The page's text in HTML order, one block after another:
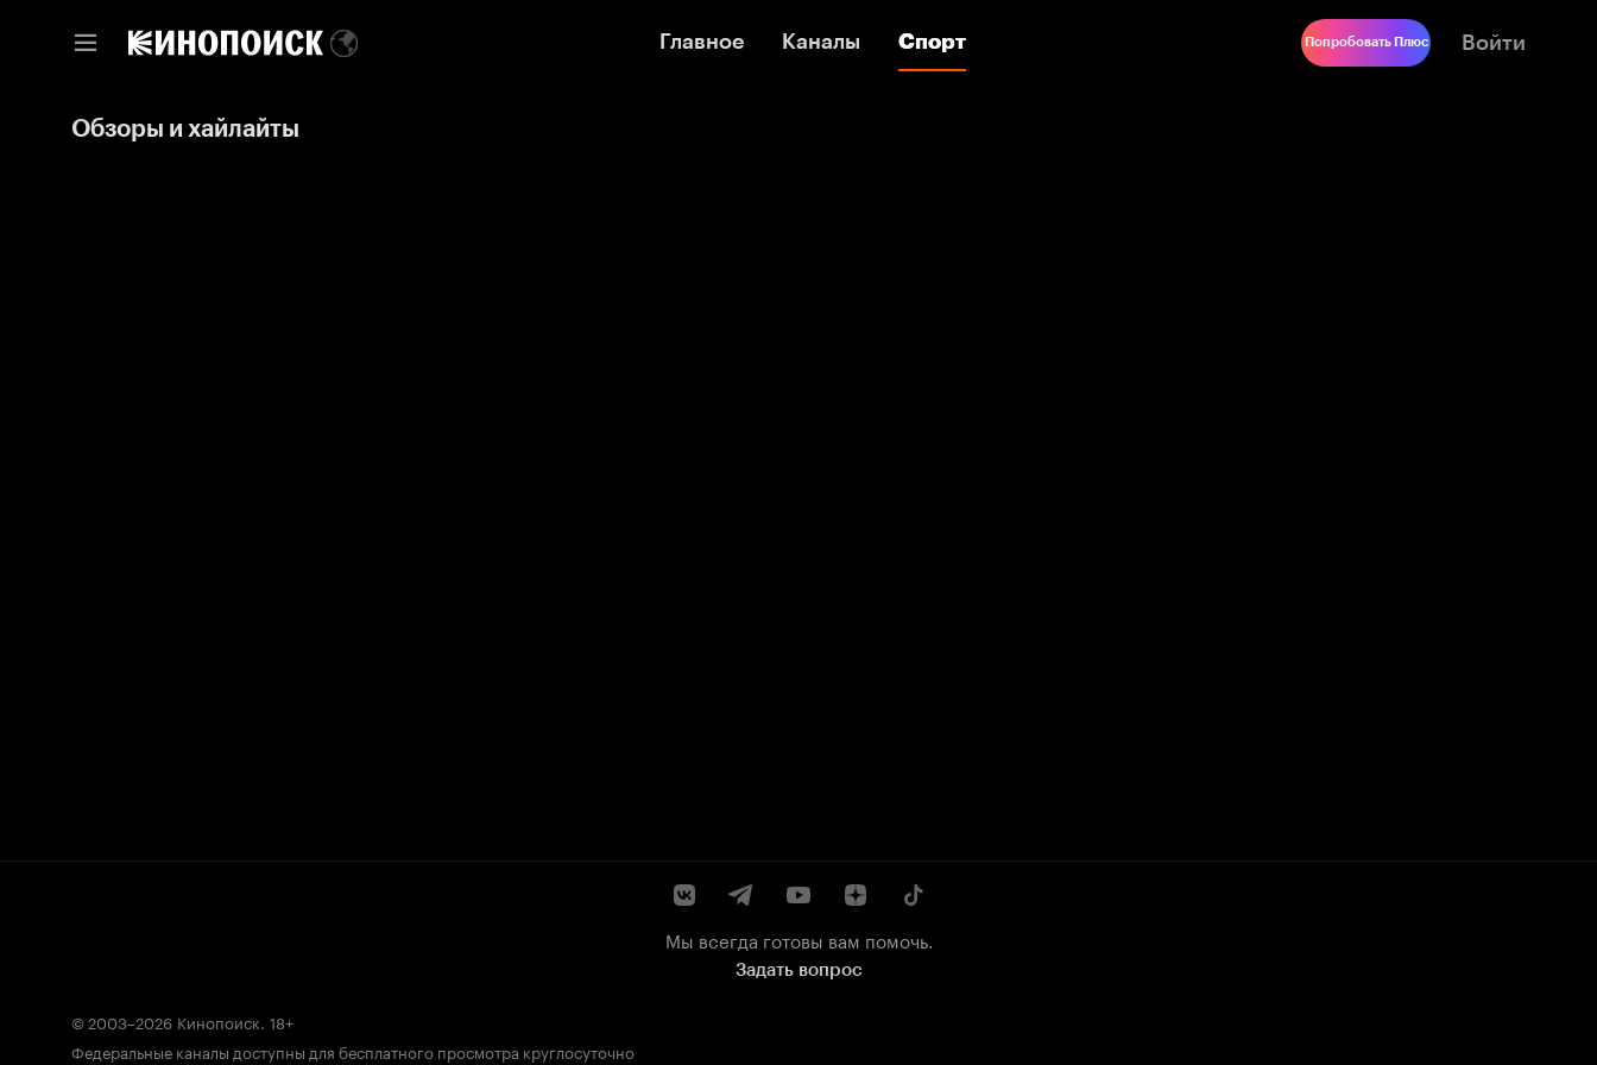
Главное Каналы Спорт
Главное Каналы Спорт Попробовать Плюс Войти
Обзоры и хайлайты
Мы всегда готовы вам помочь.
Задать вопрос
© 2003–2026 Кинопоиск. 18+
Федеральные каналы доступны для бесплатного просмотра круглосуточно